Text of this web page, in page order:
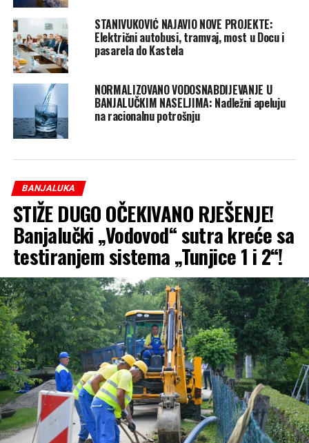
STANIVUKOVIĆ NAJAVIO NOVE PROJEKTE:
Električni autobusi, tramvaj, most u Docu i
pasarela do Kastela
NORMALIZOVANO VODOSNABDIJEVANJE U
BANJALUČKIM NASELJIMA: Nadležni apeluju
na racionalnu potrošnju
BANJALUKA
STIŽE DUGO OČEKIVANO RJEŠENJE!
Banjalučki „Vodovod“ sutra kreće sa
testiranjem sistema „Tunjice 1 i 2“!